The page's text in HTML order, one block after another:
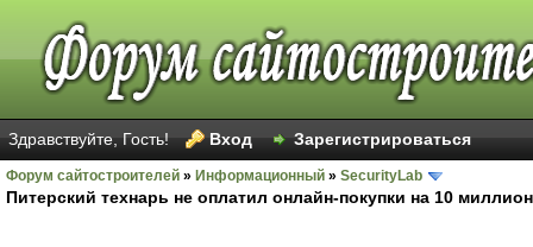
Здравствуйте, Гость! Вход Зарегистрироваться
Форум сайтостроителей » Информационный » SecurityLab
Питерский технарь не оплатил онлайн-покупки на 10